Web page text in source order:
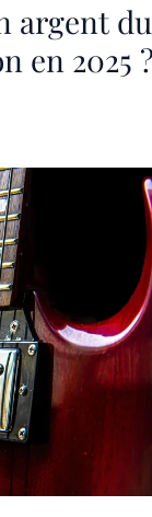
argent du
en 2025